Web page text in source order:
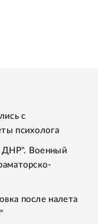
с
психолога
ДНР". Военный
после налета